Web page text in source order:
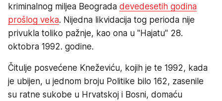
kriminalnog miljea Beograda devedesetih godina
prošlog veka. Nijedna likvidacija tog perioda nije
privukla toliko pažnje, kao ona u "Hajatu" 28.
oktobra 1992. godine.
Čitulje posvećene Kneževiću, kojih je te 1992, kada
je ubijen, u jednom broju Politike bilo 162, zasenile
su ratne sukobe u Hrvatskoj i Bosni, domaću